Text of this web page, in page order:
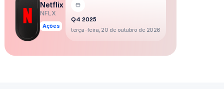
Netflix
NFLX
Ações
Q4 2025
terça-feira, 20 de outubro de 2026